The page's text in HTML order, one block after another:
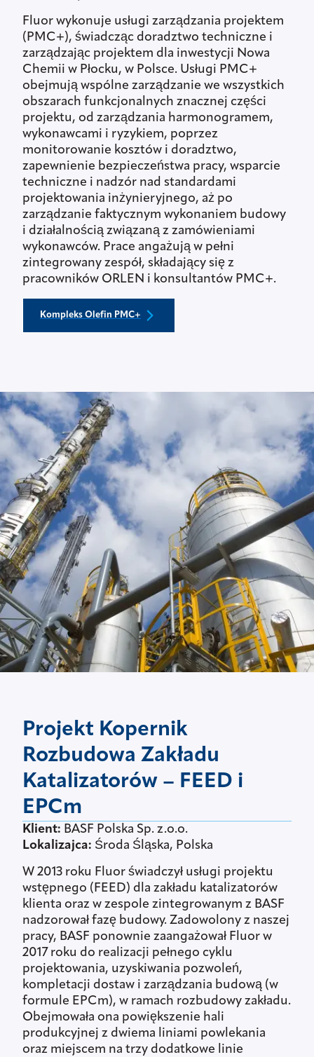
Fluor wykonuje usługi zarządzania projektem
(PMC+), świadcząc doradztwo techniczne i
zarządzając projektem dla inwestycji Nowa
Chemii w Płocku, w Polsce. Usługi PMC+
obejmują wspólne zarządzanie we wszystkich
obszarach funkcjonalnych znacznej części
projektu, od zarządzania harmonogramem,
wykonawcami i ryzykiem, poprzez
monitorowanie kosztów i doradztwo,
zapewnienie bezpieczeństwa pracy, wsparcie
techniczne i nadzór nad standardami
projektowania inżynieryjnego, aż po
zarządzanie faktycznym wykonaniem budowy
i działalnością związaną z zamówieniami
wykonawców. Prace angażują w pełni
zintegrowany zespół, składający się z
pracowników ORLEN i konsultantów PMC+.
Kompleks Olefin PMC+
Projekt Kopernik
Rozbudowa Zakładu
Katalizatorów – FEED i
EPCm
Klient: BASF Polska Sp. z.o.o.
Lokalizajca: Środa Śląska, Polska
W 2013 roku Fluor świadczył usługi projektu
wstępnego (FEED) dla zakładu katalizatorów
klienta oraz w zespole zintegrowanym z BASF
nadzorował fazę budowy. Zadowolony z naszej
pracy, BASF ponownie zaangażował Fluor w
2017 roku do realizacji pełnego cyklu
projektowania, uzyskiwania pozwoleń,
kompletacji dostaw i zarządzania budową (w
formule EPCm), w ramach rozbudowy zakładu.
Obejmowała ona powiększenie hali
produkcyjnej z dwiema liniami powlekania
oraz miejscem na trzy dodatkowe linie